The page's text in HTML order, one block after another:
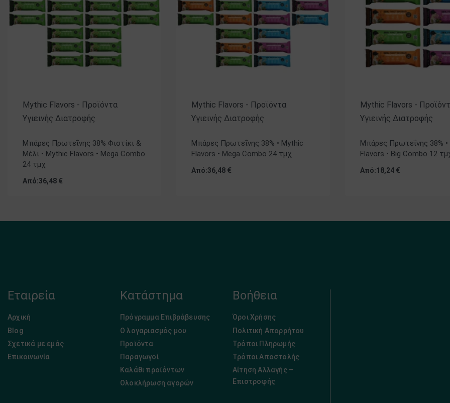
Mythic Flavors - Προϊόντα
Υγιεινής Διατροφής
Μπάρες Πρωτεΐνης 38% Φιστίκι &
Μέλι • Mythic Flavors • Mega Combo
24 τμχ
Από:36,48 €
Mythic Flavors - Προϊόντα
Υγιεινής Διατροφής
Μπάρες Πρωτεΐνης 38% • Mythic
Flavors • Mega Combo 24 τμχ
Από:36,48 €
Mythic Flavors -
Υγιεινής Διατροφής
Μπάρες Πρωτεΐνης 38%
Flavors • Big Combo 12
Από:18,24 €
Εταιρεία
Αρχική
Blog
Σχετικά με εμάς
Επικοινωνία
Κατάστημα
Πρόγραμμα Επιβράβευσης
Ο λογαριασμός μου
Προϊόντα
Παραγωγοί
Καλάθι προϊόντων
Ολοκλήρωση αγορών
Βοήθεια
Όροι Χρήσης
Πολιτική Απορρήτου
Τρόποι Πληρωμής
Τρόποι Αποστολής
Αίτηση Αλλαγής –
Επιστροφής